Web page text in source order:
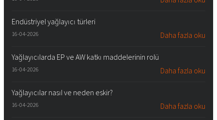
Endüstriyel yağlayıcı türleri
16-04-2026 Daha fazla oku
Yağlayıcılarda EP ve AW katkı maddelerinin rolü
16-04-2026 Daha fazla oku
Yağlayıcılar nasıl ve neden eskir?
16-04-2026 Daha fazla oku